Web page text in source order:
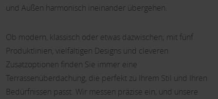
und Außen harmonisch ineinander übergehen.
Ob modern, klassisch oder etwas dazwischen; mit fünf
Produktlinien, vielfältigen Designs und cleveren
Zusatzoptionen finden Sie immer eine
Terrassenüberdachung, die perfekt zu Ihrem Stil und Ihren
Bedürfnissen passt. Wir messen präzise ein, und unsere